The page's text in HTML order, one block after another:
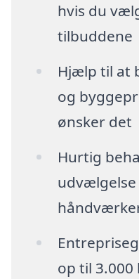
hvis du
tilbuddene
Hjælp til at
og
ønsker det
Hurtig
op til